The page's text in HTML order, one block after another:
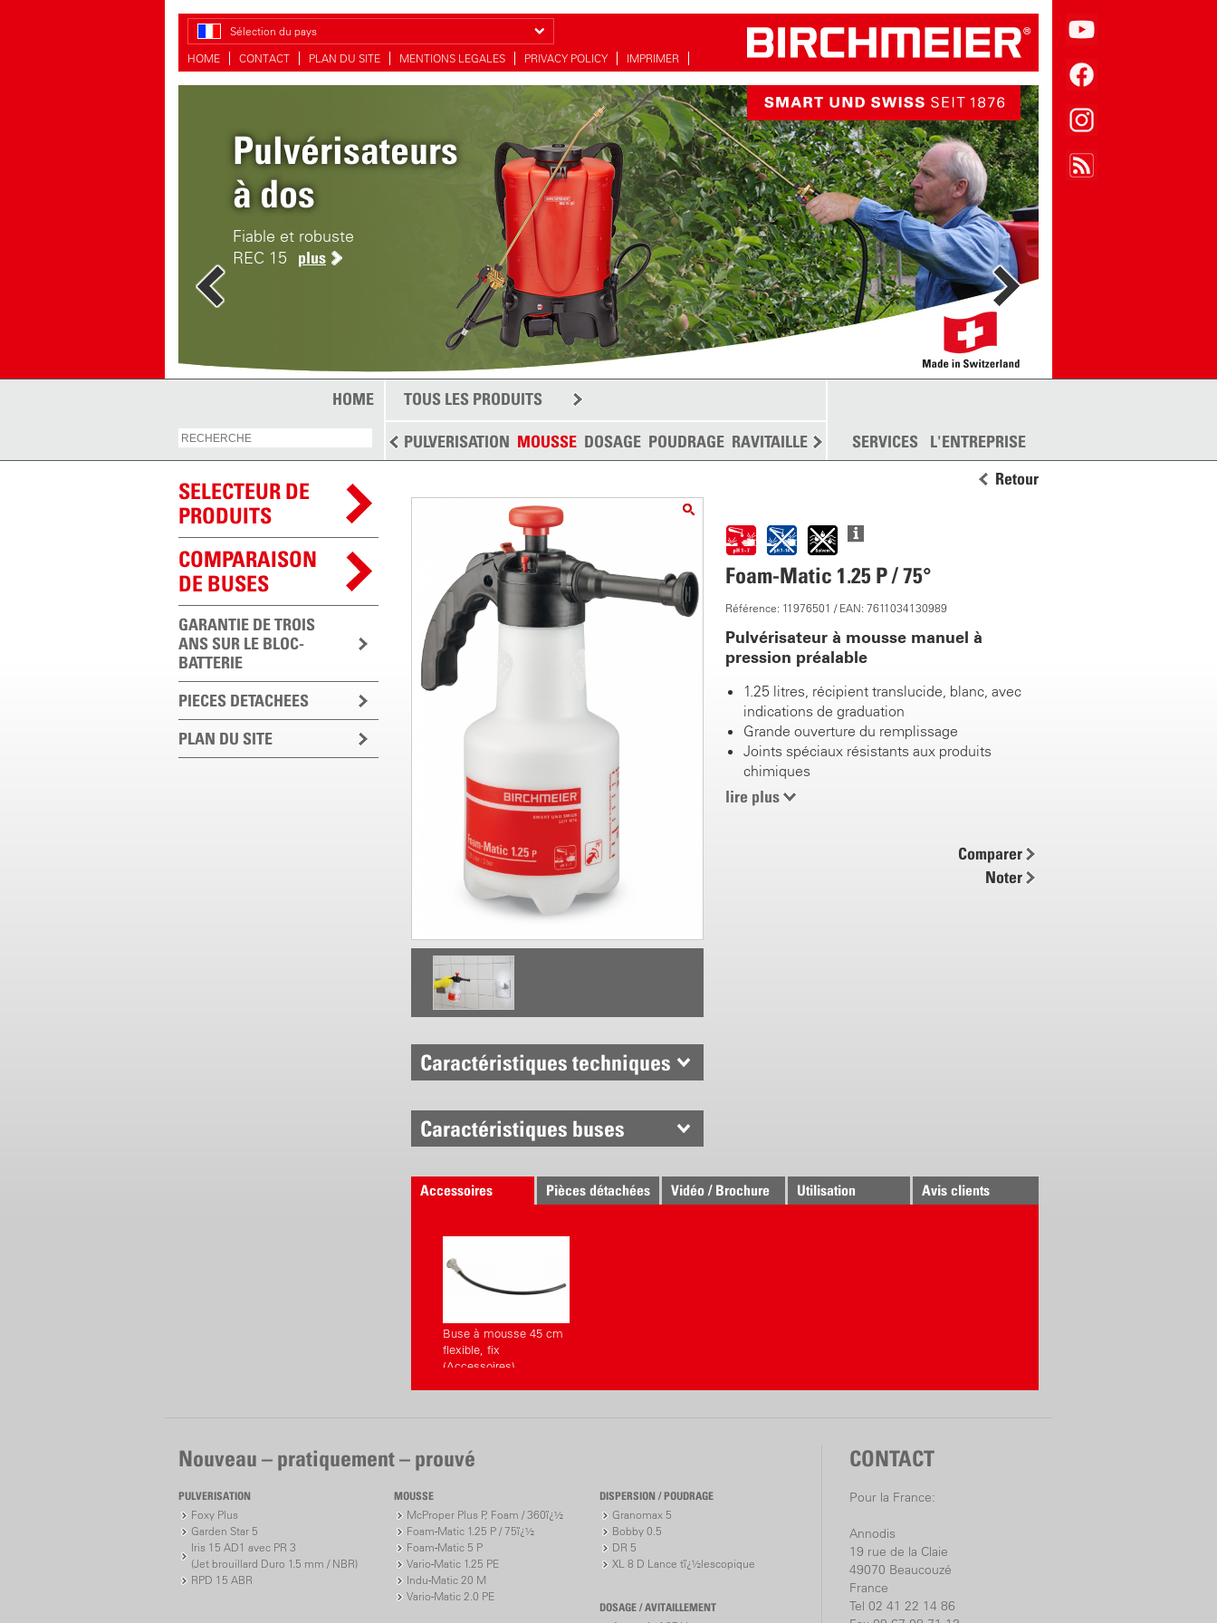
Sélection du pays
HOME
CONTACT PLAN DU SITE MENTIONS LEGALES PRIVACY POLICY IMPRIMER
Pulvérisateurs
à dos
Fiable et robuste
REC 15
plus
Clean-Matic 5
Nettoyage et désinfection
HOME TOUS LES PRODUITS
PULVERISATION MOUSSE DOSAGE POUDRAGE RAVITAILLEMENT DISPERSION PLUS
SERVICES L'ENTREPRISE
SELECTEUR DE
PRODUITS
COMPARAISON
DE BUSES
GARANTIE DE TROIS
ANS SUR LE BLOC-
BATTERIE
PIECES DETACHEES
PLAN DU SITE
Retour
Foam-Matic 1.25 P / 75°
Référence: 11976501 / EAN: 7611034130989
Pulvérisateur à mousse manuel à
pression préalable
1.25 litres, récipient translucide, blanc, avec
indications de graduation
Grande ouverture du remplissage
Joints spéciaux résistants aux produits
chimiques
Pompe manuelle ergonomique et puissante
(3 bar)
Soupape de sécurité et bouton verrouillable
lire plus
Comparer
Noter
Caractéristiques techniques
Caractéristiques buses
Accessoires Pièces détachées Vidéo / Brochure Utilisation Avis clients
Buse à mousse 45 cm
flexible, fix
(Accessoires)
Nouveau – pratiquement – prouvé
PULVERISATION
Foxy Plus
Garden Star 5
Iris 15 AD1 avec PR 3
(Jet brouillard Duro 1.5 mm / NBR)
RPD 15 ABR
MOUSSE
McProper Plus P, Foam / 360ï¿½
Foam-Matic 1.25 P / 75ï¿½
Foam-Matic 5 P
Vario-Matic 1.25 PE
Indu-Matic 20 M
Vario-Matic 2.0 PE
DISPERSION / POUDRAGE
Granomax 5
Bobby 0.5
DR 5
XL 8 D Lance tï¿½lescopique
DOSAGE / AVITAILLEMENT
CONTACT
Pour la France:
Annodis
19 rue de la Claie
49070 Beaucouzé
France
Tel 02 41 22 14 86